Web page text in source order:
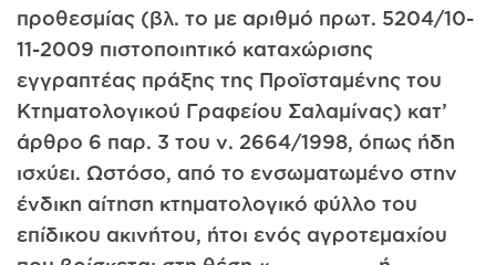
προθεσμίας (βλ. το με αριθμό πρωτ. 5204/10-
11-2009 πιστοποιητικό καταχώρισης
εγγραπτέας πράξης της Προϊσταμένης του
Κτηματολογικού Γραφείου Σαλαμίνας) κατ’
άρθρο 6 παρ. 3 του ν. 2664/1998, όπως ήδη
ισχύει. Ωστόσο, από το ενσωματωμένο στην
ένδικη αίτηση κτηματολογικό φύλλο του
επίδικου ακινήτου, ήτοι ενός αγροτεμαχίου